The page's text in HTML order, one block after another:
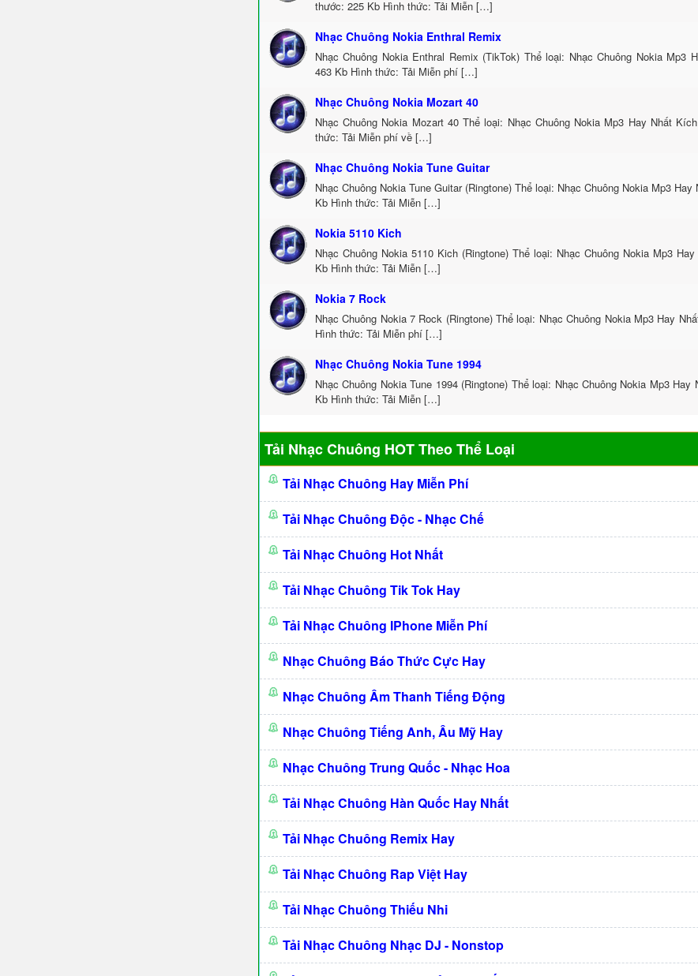
thước: 225 Kb Hình thức: Tải Miễn […]
Nhạc Chuông Nokia Enthral Remix
Nhạc Chuông Nokia Enthral Remix (TikTok) Thể loại: Nhạc Chuông Nokia Mp3
463 Kb Hình thức: Tải Miễn phí […]
Nhạc Chuông Nokia Mozart 40
Nhạc Chuông Nokia Mozart 40 Thể loại: Nhạc Chuông Nokia Mp3 Hay Nhất
thức: Tải Miễn phí về […]
Nhạc Chuông Nokia Tune Guitar
Nhạc Chuông Nokia Tune Guitar (Ringtone) Thể loại: Nhạc Chuông Nokia Mp3
Kb Hình thức: Tải Miễn […]
Nokia 5110 Kich
Nhạc Chuông Nokia 5110 Kich (Ringtone) Thể loại: Nhạc Chuông Nokia Mp3
Kb Hình thức: Tải Miễn […]
Nokia 7 Rock
Nhạc Chuông Nokia 7 Rock (Ringtone) Thể loại: Nhạc Chuông Nokia Mp3 Hay
Hình thức: Tải Miễn phí […]
Nhạc Chuông Nokia Tune 1994
Nhạc Chuông Nokia Tune 1994 (Ringtone) Thể loại: Nhạc Chuông Nokia Mp3
Kb Hình thức: Tải Miễn […]
Tải Nhạc Chuông HOT Theo Thể Loại
Tải Nhạc Chuông Hay Miễn Phí
Tải Nhạc Chuông Độc - Nhạc Chế
Tải Nhạc Chuông Hot Nhất
Tải Nhạc Chuông Tik Tok Hay
Tải Nhạc Chuông IPhone Miễn Phí
Nhạc Chuông Báo Thức Cực Hay
Nhạc Chuông Âm Thanh Tiếng Động
Nhạc Chuông Tiếng Anh, Âu Mỹ Hay
Nhạc Chuông Trung Quốc - Nhạc Hoa
Tải Nhạc Chuông Hàn Quốc Hay Nhất
Tải Nhạc Chuông Remix Hay
Tải Nhạc Chuông Rap Việt Hay
Tải Nhạc Chuông Thiếu Nhi
Tải Nhạc Chuông Nhạc DJ - Nonstop